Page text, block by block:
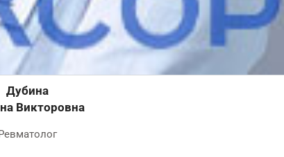
Татьяна Владимировна